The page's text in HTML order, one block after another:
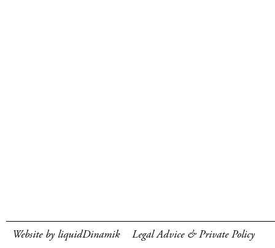
Website by liquidDinamik Legal Advice & Private Policy